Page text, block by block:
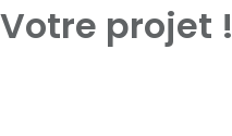
Votre projet !